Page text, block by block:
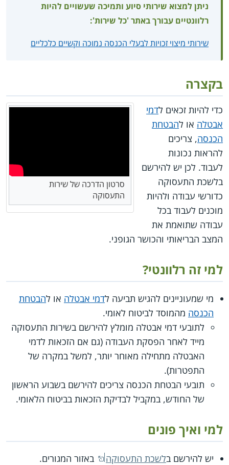
ניתן למצוא שירותי סיוע ותמיכה שעשויים להיות
רלוונטיים עבורך באתר 'כל שירות':
שירותי מיצוי זכויות לבעלי הכנסה נמוכה וקשיים כלכליים
בקצרה
סרטון הדרכה של שירות
התעסוקה
כדי להיות זכאים לדמי
אבטלה או להבטחת
הכנסה, צריכים
להראות נכונות
לעבוד. לכן יש להירשם
בלשכת התעסוקה
כדורשי עבודה ולהיות
מוכנים לעבוד בכל
עבודה שתואמת את
המצב הבריאותי והכושר הגופני.
למי זה רלוונטי?
מי שמעוניינים להגיש תביעה לדמי אבטלה או להבטחת
הכנסה מהמוסד לביטוח לאומי.
לתובעי דמי אבטלה מומלץ להירשם בשירות התעסוקה
מייד לאחר הפסקת העבודה (גם אם הזכאות לדמי
האבטלה מתחילה מאוחר יותר, למשל במקרה של
התפטרות).
תובעי הבטחת הכנסה צריכים להירשם בשבוע הראשון
של החודש, במקביל לבדיקת הזכאות בביטוח הלאומי.
למי ואיך פונים
יש להירשם בלשכת התעסוקה
באזור המגורים.